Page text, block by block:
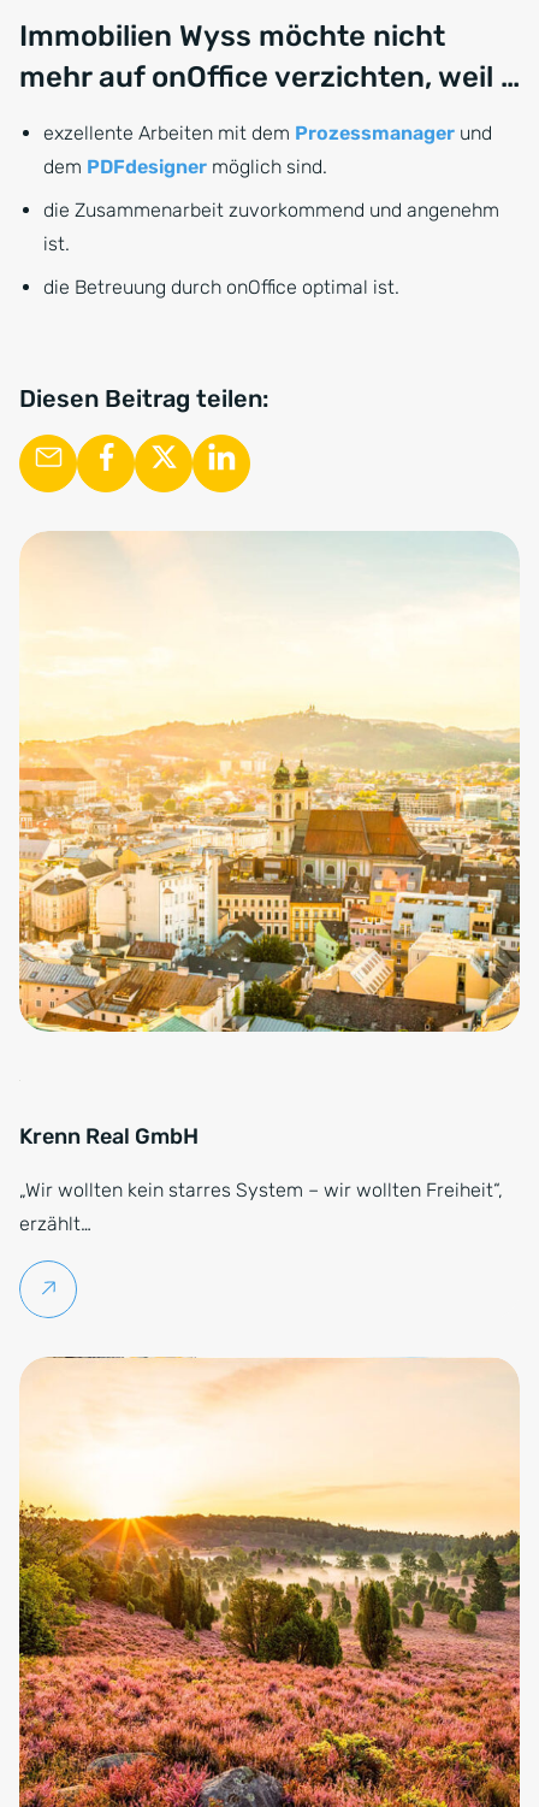
Immobilien Wyss möchte nicht
mehr auf onOffice verzichten, weil …
exzellente Arbeiten mit dem Prozessmanager und
dem PDFdesigner möglich sind.
die Zusammenarbeit zuvorkommend und angenehm
ist.
die Betreuung durch onOffice optimal ist.
Diesen Beitrag teilen:
Krenn Real GmbH
„Wir wollten kein starres System – wir wollten Freiheit“,
erzählt…
Weiterlesen